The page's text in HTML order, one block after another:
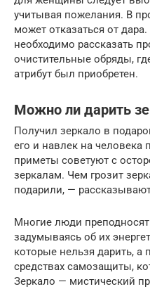
учитывая пожелания. В
может отказаться от
необходимо рассказать
очистительные обряды,
атрибут был приобретен.
Можно ли дарить
Получил зеркало в
его и навлек на
приметы советуют с
зеркалам. Чем грозит
подарили, —
Многие люди
задумываясь об их
которые нельзя дарить, а
средствах самозащиты,
Зеркало — мистический